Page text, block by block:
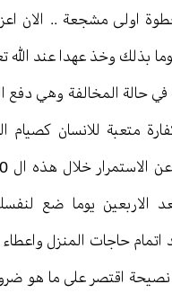
اولى مشجعة .. الان
ك 40 يوما بذلك وخذ عهدا عند
في حالة المخالفة وهي دفع
متعبة للانسان كصيام
الاربعين يوما ضع
اتمام حاجات المنزل
اقتصر على ما هو